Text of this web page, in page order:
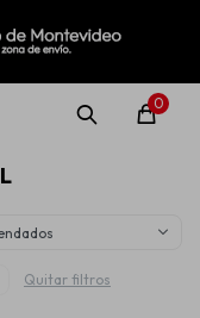
0
Quitar filtros
MI CUENTA
Rolling Repuestos